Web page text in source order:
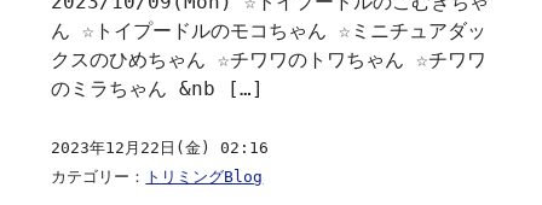
ん ☆トイプードルのモコちゃん ☆ミニチュアダッ
クスのひめちゃん ☆チワワのトワちゃん ☆チワワ
のミラちゃん &nb […]
2023年12月22日(金) 02:16
カテゴリー： トリミングBlog